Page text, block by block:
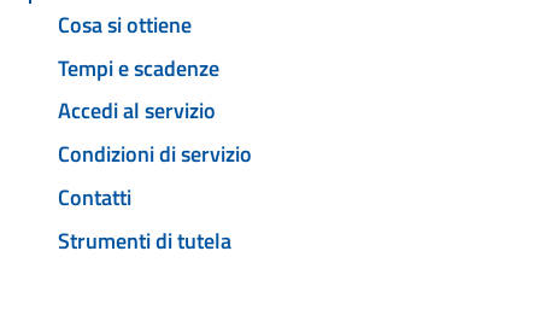
Cosa si ottiene
Tempi e scadenze
Accedi al servizio
Condizioni di servizio
Contatti
Strumenti di tutela